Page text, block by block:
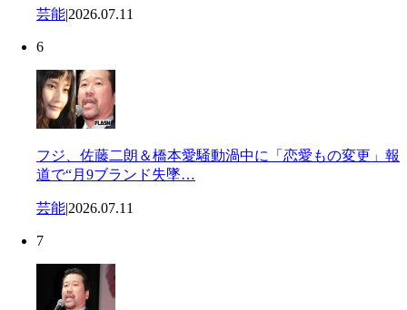
芸能|2026.07.11
6
フジ、佐藤二朗＆橋本愛騒動渦中に「恋愛もの変更」報
道で“月9ブランド失墜…
芸能|2026.07.11
7